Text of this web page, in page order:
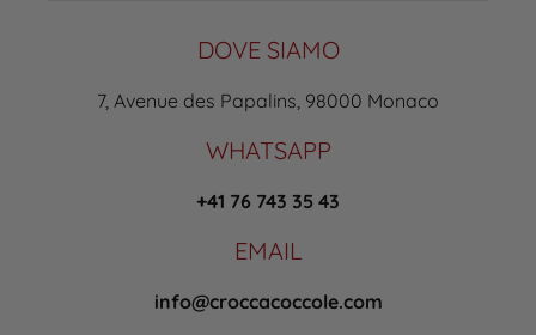
DOVE SIAMO
7, Avenue des Papalins, 98000 Monaco
WHATSAPP
+41 76 743 35 43
EMAIL
info@croccacoccole.com